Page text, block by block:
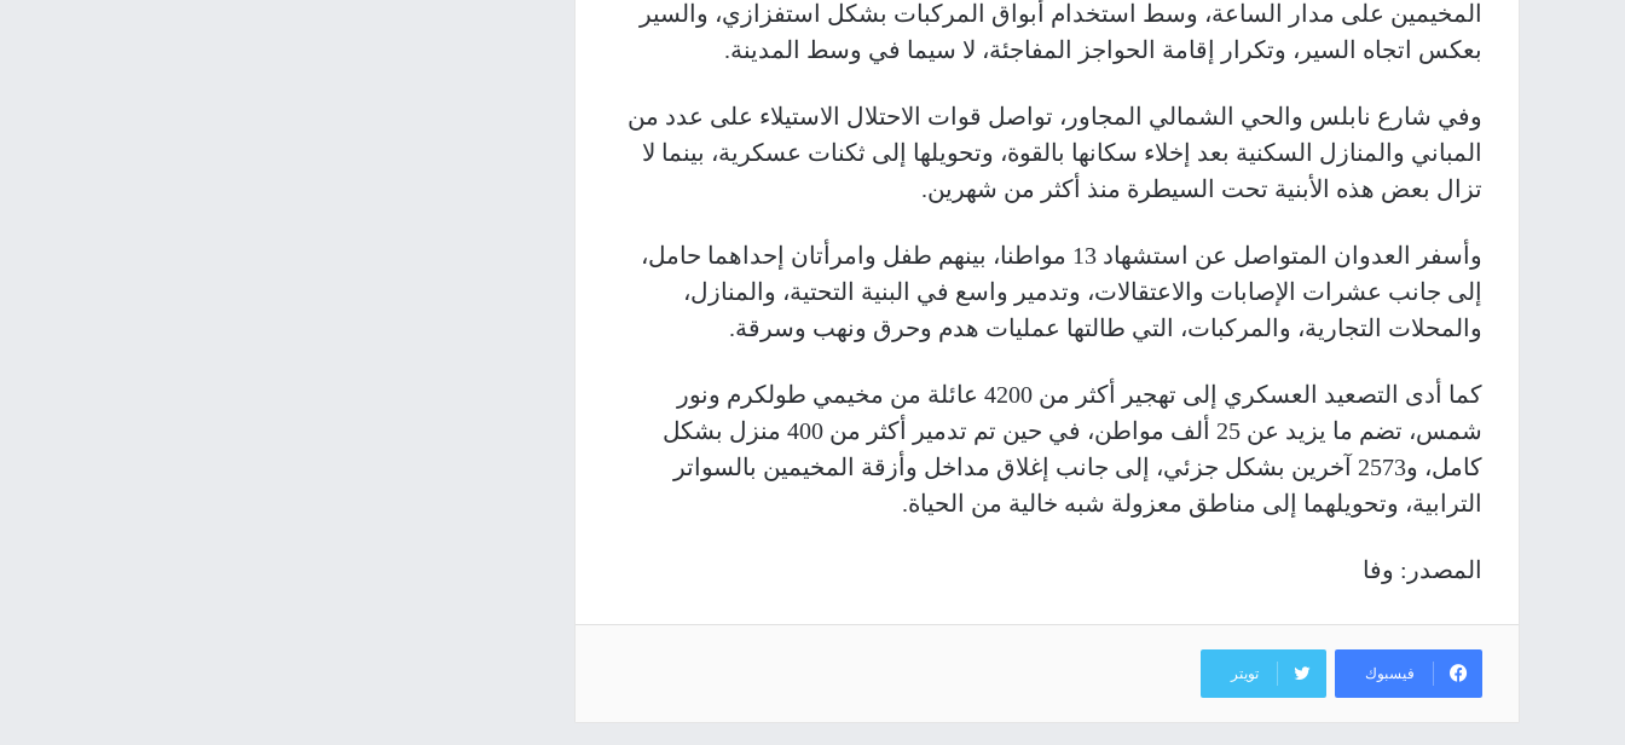
المخيمين على مدار الساعة، وسط استخدام أبواق المركبات بشكل استفزازي، والسير
بعكس اتجاه السير، وتكرار إقامة الحواجز المفاجئة، لا سيما في وسط المدينة.
وفي شارع نابلس والحي الشمالي المجاور، تواصل قوات الاحتلال الاستيلاء على عدد من
المباني والمنازل السكنية بعد إخلاء سكانها بالقوة، وتحويلها إلى ثكنات عسكرية، بينما لا
تزال بعض هذه الأبنية تحت السيطرة منذ أكثر من شهرين.
وأسفر العدوان المتواصل عن استشهاد 13 مواطنا، بينهم طفل وامرأتان إحداهما حامل،
إلى جانب عشرات الإصابات والاعتقالات، وتدمير واسع في البنية التحتية، والمنازل،
والمحلات التجارية، والمركبات، التي طالتها عمليات هدم وحرق ونهب وسرقة.
كما أدى التصعيد العسكري إلى تهجير أكثر من 4200 عائلة من مخيمي طولكرم ونور
شمس، تضم ما يزيد عن 25 ألف مواطن، في حين تم تدمير أكثر من 400 منزل بشكل
كامل، و2573 آخرين بشكل جزئي، إلى جانب إغلاق مداخل وأزقة المخيمين بالسواتر
الترابية، وتحويلهما إلى مناطق معزولة شبه خالية من الحياة.
المصدر: وفا
فيسبوك تويتر